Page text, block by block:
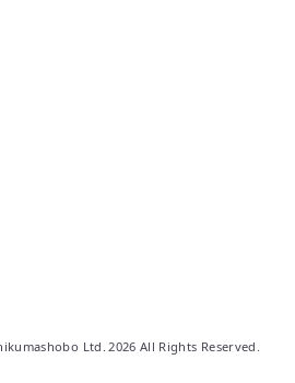
Ltd.2026 All Rights Reserved.